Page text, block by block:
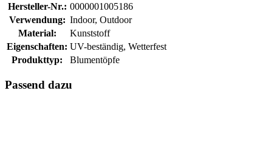
Hersteller-Nr.: 0000001005186
Verwendung: Indoor, Outdoor
Material:
Kunststoff
Eigenschaften: UV-beständig, Wetterfest
Produkttyp:
Blumentöpfe
Passend dazu